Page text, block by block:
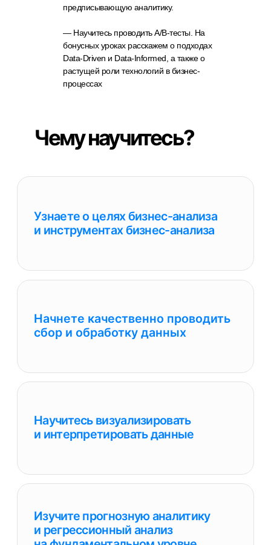
предписывающую аналитику.
— Научитесь проводить A/B-тесты. На
бонусных уроках расскажем о подходах
Data-Driven и Data-Informed, а также о
растущей роли технологий в бизнес-
процессах
Изучите предиктивную модель
для интернет-бизнеса
Ознакомитесь с предписывающей
Начнете интерпретировать
Научитесь визуализировать
и интерпретировать данные
Начнете качественно проводить
Узнаете о целях бизнес-анализа
и инструментах бизнес-анализа